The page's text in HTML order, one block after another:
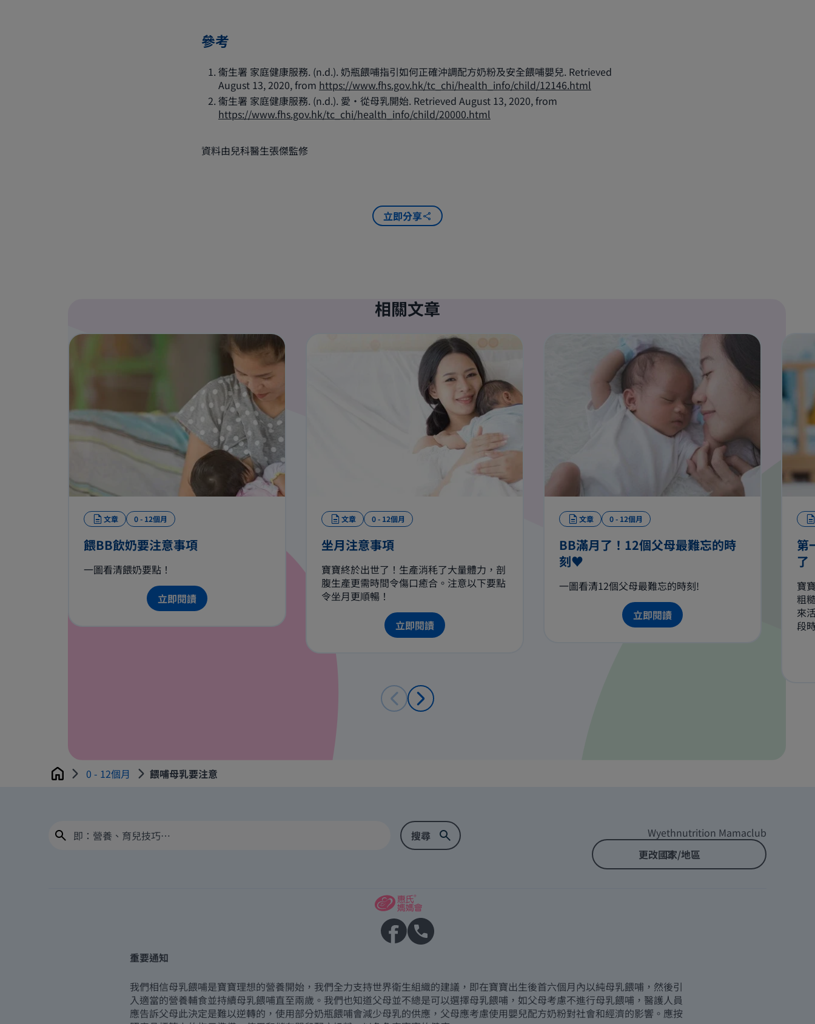
參考
衞生署 家庭健康服務. (n.d.). 奶瓶餵哺指引如何正確沖調配方奶粉及安全餵哺嬰兒. Retrieved
August 13, 2020, from https://www.fhs.gov.hk/tc_chi/health_info/child/12146.html
衞生署 家庭健康服務. (n.d.). 愛·從母乳開始. Retrieved August 13, 2020, from
https://www.fhs.gov.hk/tc_chi/health_info/child/20000.html
資料由兒科醫生張傑監修
立即分享
相關文章
文章 0 - 12個月
餵BB飲奶要注意事項
一圖看清餵奶要點！
立即閱讀
文章 0 - 12個月
坐月注意事項
寶寶終於出世了！生產消秏了大量體力，剖
腹生產更需時間令傷口癒合。注意以下要點
令坐月更順暢！
立即閱讀
文章 0 - 12個月
BB滿月了！12個父母最難忘的時
刻♥
一圖看清12個父母最難忘的時刻!
立即閱讀
第
了
寶
粗
來
段
Home 0 - 12個月 餵哺母乳要注意
Wyethnutrition Mamaclub
更改國家/地區
重要通知
我們相信母乳餵哺是寶寶理想的營養開始，我們全力支持世界衛生組織的建議，即在寶寶出生後首六個月內以純母乳餵哺，然後引
入適當的營養輔食並持續母乳餵哺直至兩歲。我們也知道父母並不總是可以選擇母乳餵哺，如父母考慮不進行母乳餵哺，醫護人員
應告訴父母此決定是難以逆轉的，使用部分奶瓶餵哺會減少母乳的供應，父母應考慮使用嬰兒配方奶粉對社會和經濟的影響。應按